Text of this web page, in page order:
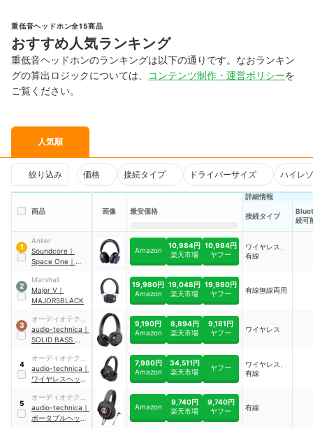
重低音ヘッドホン全15商品
おすすめ人気ランキング
重低音ヘッドホンのランキングは以下の通りです。なおランキン
グの算出ロジックについては、
コンテンツ制作・運営ポリシーを
ご覧ください。
人気順
絞り込み 価格 接続タイプ ドライバーサイズ ハイレ
商品 画像 最安価格
詳細情報
接続タイプ
続可
1
Anker
Soundcore ｜
Space One ｜
Amazon
10,984円
楽天市場
10,984円
ヤフー
ワイヤレス、
有線
2
Marshall
Major V ｜
MAJOR5BLACK
19,980円
Amazon
19,048円
楽天市場
19,980円
ヤフー
有線無線両用
3
オーディオテクニ
カ
audio-technica ｜
SOLID BASS ワイ
｜ATH-WS330BT
9,190円
Amazon
8,894円
楽天市場
9,181円
ヤフー
ワイヤレス
4
オーディオテクニ
カ
audio-technica ｜
ワイヤレスヘッド
WS660BT
7,980円
Amazon
34,511円
楽天市場
ヤフー
ワイヤレス、
有線
5
オーディオテクニ
カ
audio-technica ｜
ポータブルヘッド
Amazon
9,740円
楽天市場
9,740円
ヤフー
有線